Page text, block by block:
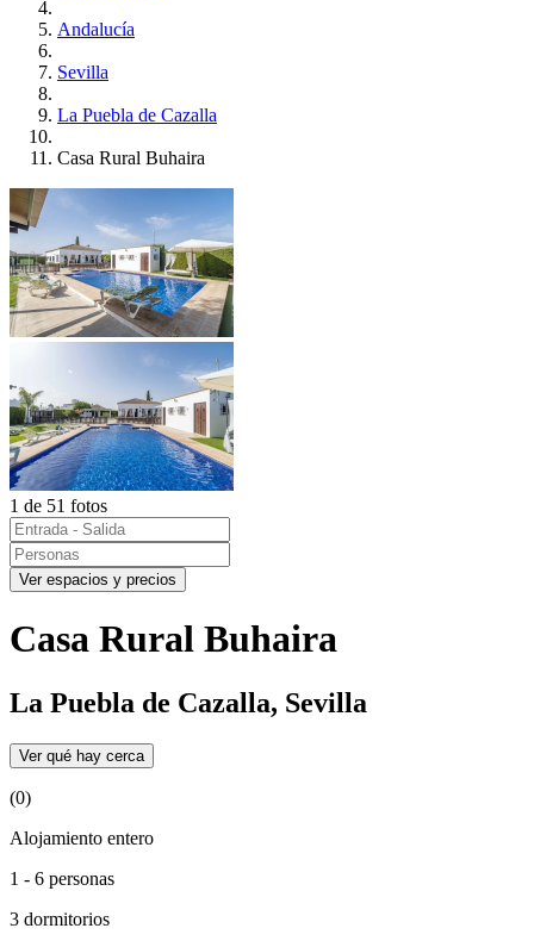
Andalucía
Sevilla
La Puebla de Cazalla
Casa Rural Buhaira
1 de 51 fotos
Ver espacios y precios
Casa Rural Buhaira
La Puebla de Cazalla, Sevilla
Ver qué hay cerca
(0)
Alojamiento entero
1 - 6 personas
3 dormitorios